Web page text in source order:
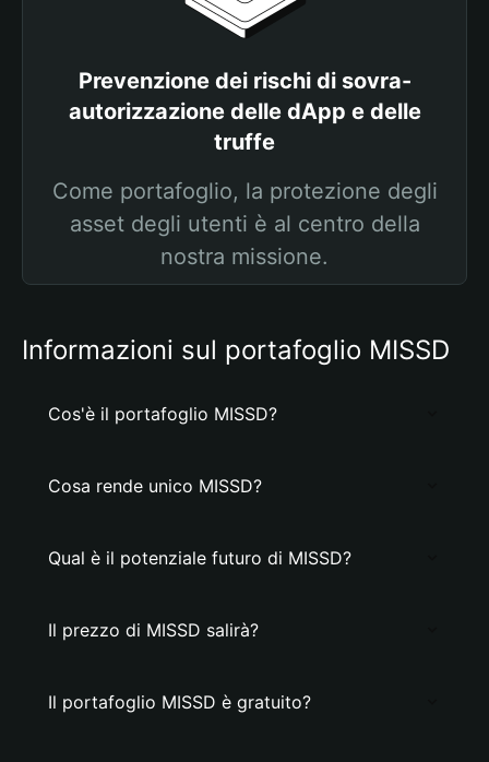
Prevenzione dei rischi di sovra-
autorizzazione delle dApp e delle
truffe
Come portafoglio, la protezione degli
asset degli utenti è al centro della
nostra missione.
Informazioni sul portafoglio MISSD
Cos'è il portafoglio MISSD?
Cosa rende unico MISSD?
Qual è il potenziale futuro di MISSD?
Il prezzo di MISSD salirà?
Il portafoglio MISSD è gratuito?